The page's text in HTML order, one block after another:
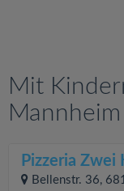
Mit
Mannheim
Pizzeria Zwei
Bellenstr. 36,